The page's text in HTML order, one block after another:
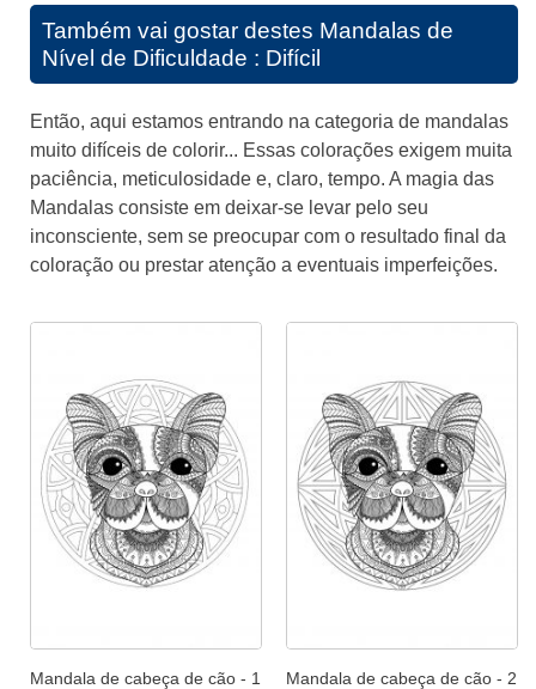
Também vai gostar destes Mandalas de
Nível de Dificuldade : Difícil
Então, aqui estamos entrando na categoria de mandalas
muito difíceis de colorir... Essas colorações exigem muita
paciência, meticulosidade e, claro, tempo. A magia das
Mandalas consiste em deixar-se levar pelo seu
inconsciente, sem se preocupar com o resultado final da
coloração ou prestar atenção a eventuais imperfeições.
Mandala de cabeça de cão - 1 Mandala de cabeça de cão - 2